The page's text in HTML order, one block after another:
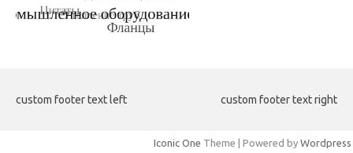
custom footer text left custom footer text right
Iconic One Theme | Powered by Wordpress